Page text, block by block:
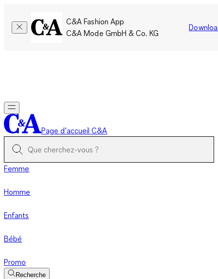
C&A Fashion App
C&A Mode GmbH & Co. KG
Page d’accueil C&A
Femme
Homme
Enfants
Bébé
Promo
Recherche